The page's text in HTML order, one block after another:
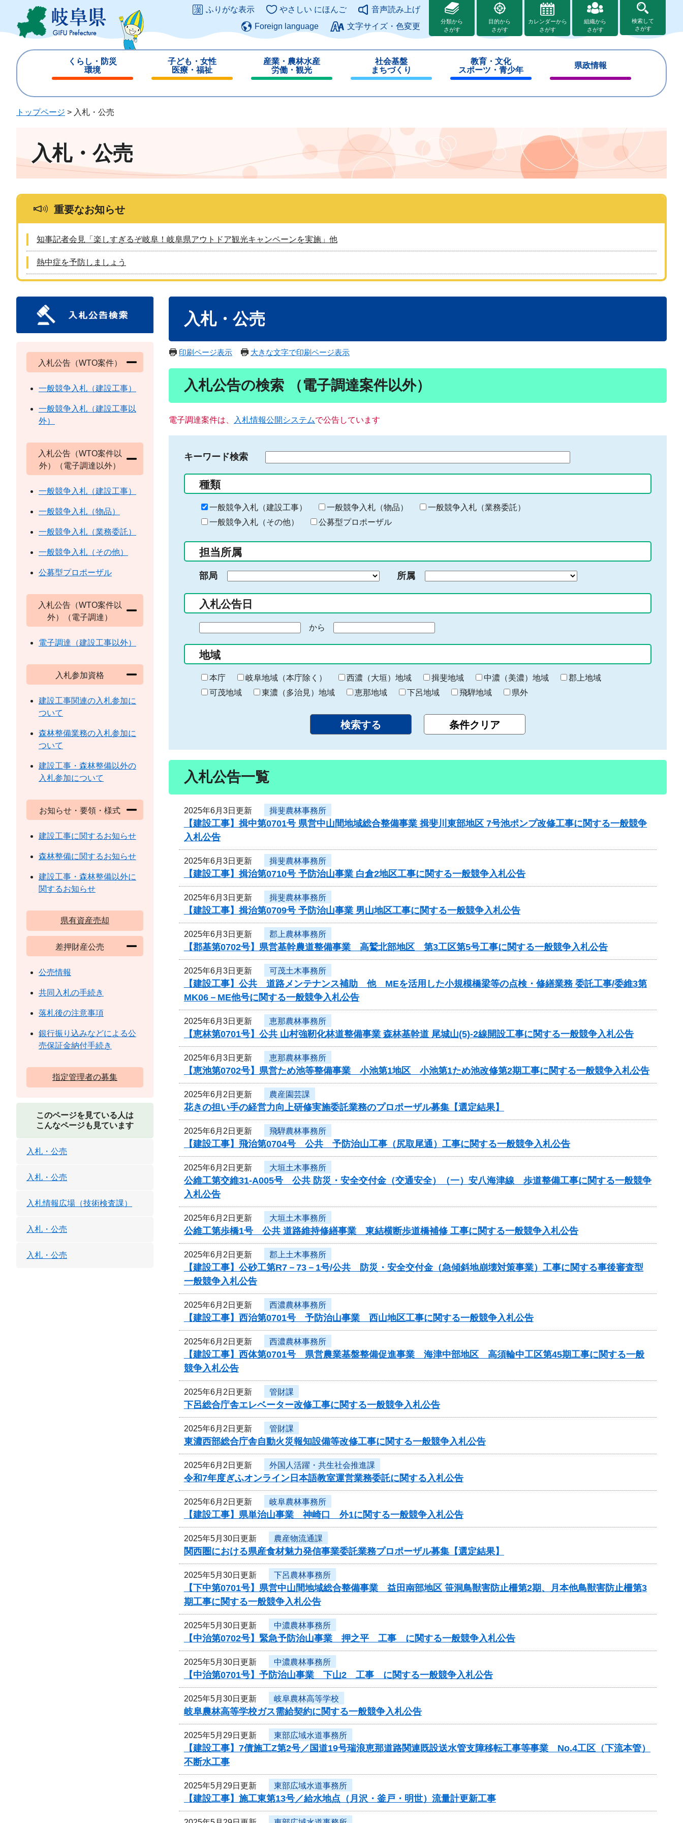
ジ
ュ
このページの本文へ
ふりがな表示 やさしい にほんご
音声読み上げ
Foreign language
文字サイズ・色変更
分類から
さがす
目的から
さがす
カレンダーから
さがす
組織から
さがす
検索して
さがす
くらし・防災
環境
じ
子ども・女性
医療・福祉
じ
産業・農林水産
労働・観光
じ
社会基盤
まちづくり
じ
教育・文化
スポーツ・青少年
じ
県政情報
じ
トップページ > 入札・公売
入札・公売
重要なお知らせ
知事記者会見「楽しすぎるぞ岐阜！岐阜県アウトドア観光キャンペーンを実施」他
熱中症を予防しましょう
入札・公売
印刷ページ表示 大きな文字で印刷ページ表示
入札公告の検索 （電子調達案件以外）
電子調達案件は、 入札情報公開システムで公告しています
キーワード検索
る
キ
ー
ー
入
力
種類
一般競争入札（建設工事） 一般競争入札（物品）
一般競争入札（業務委託）
一般競争入札（その他）
公募型プロポーザル
担当所属
部局 所属
入札公告日
の
始
ま
り
から
終
わ
り
地域
本庁 岐阜地域（本庁除く） 西濃（大垣）地域 揖斐地域 中濃（美濃）地域
郡上地域
可茂地域
東濃（多治見）地域 恵那地域 下呂地域 飛騨地域 県外
入札公告一覧
2025年6月3日更新 揖斐農林事務所
【建設工事】揖中第0701号 県営中山間地域総合整備事業 揖斐川東部地区 7号池ポンプ改修工事に関する一般競争
入札公告
2025年6月3日更新 揖斐農林事務所
【建設工事】揖治第0710号 予防治山事業 白倉2地区工事に関する一般競争入札公告
2025年6月3日更新 揖斐農林事務所
【建設工事】揖治第0709号 予防治山事業 男山地区工事に関する一般競争入札公告
2025年6月3日更新 郡上農林事務所
【郡基第0702号】県営基幹農道整備事業 高鷲北部地区 第3工区第5号工事に関する一般競争入札公告
2025年6月3日更新 可茂土木事務所
【建設工事】公共 道路メンテナンス補助 他 MEを活用した小規模橋梁等の点検・修繕業務 委託工事/委維3第
MK06－ME他号に関する一般競争入札公告
2025年6月3日更新 恵那農林事務所
【恵林第0701号】公共 山村強靭化林道整備事業 森林基幹道 尾城山(5)-2線開設工事に関する一般競争入札公告
2025年6月3日更新 恵那農林事務所
【恵池第0702号】県営ため池等整備事業 小池第1地区 小池第1ため池改修第2期工事に関する一般競争入札公告
2025年6月2日更新 農産園芸課
花きの担い手の経営力向上研修実施委託業務のプロポーザル募集【選定結果】
2025年6月2日更新 飛騨農林事務所
【建設工事】飛治第0704号 公共 予防治山工事（尻取尾通）工事に関する一般競争入札公告
2025年6月2日更新 大垣土木事務所
公維工第交維31-A005号 公共 防災・安全交付金（交通安全）（一）安八海津線 歩道整備工事に関する一般競争
入札公告
2025年6月2日更新 大垣土木事務所
公維工第歩橋1号 公共 道路維持修繕事業 東結横断歩道橋補修 工事に関する一般競争入札公告
2025年6月2日更新 郡上土木事務所
【建設工事】公砂工第R7－73－1号/公共 防災・安全交付金（急傾斜地崩壊対策事業）工事に関する事後審査型
一般競争入札公告
2025年6月2日更新 西濃農林事務所
【建設工事】西治第0701号 予防治山事業 西山地区工事に関する一般競争入札公告
2025年6月2日更新 西濃農林事務所
【建設工事】西体第0701号 県営農業基盤整備促進事業 海津中部地区 高須輪中工区第45期工事に関する一般
競争入札公告
2025年6月2日更新 管財課
下呂総合庁舎エレベーター改修工事に関する一般競争入札公告
2025年6月2日更新 管財課
東濃西部総合庁舎自動火災報知設備等改修工事に関する一般競争入札公告
2025年6月2日更新 外国人活躍・共生社会推進課
令和7年度ぎふオンライン日本語教室運営業務委託に関する入札公告
2025年6月2日更新 岐阜農林事務所
【建設工事】県単治山事業 神崎口 外1に関する一般競争入札公告
2025年5月30日更新 農産物流通課
関西圏における県産食材魅力発信事業委託業務プロポーザル募集【選定結果】
2025年5月30日更新 下呂農林事務所
【下中第0701号】県営中山間地域総合整備事業 益田南部地区 笹洞鳥獣害防止柵第2期、月本他鳥獣害防止柵第3
期工事に関する一般競争入札公告
2025年5月30日更新 中濃農林事務所
【中治第0702号】緊急予防治山事業 押之平 工事 に関する一般競争入札公告
2025年5月30日更新 中濃農林事務所
【中治第0701号】予防治山事業 下山2 工事 に関する一般競争入札公告
2025年5月30日更新 岐阜農林高等学校
岐阜農林高等学校ガス需給契約に関する一般競争入札公告
2025年5月29日更新 東部広域水道事務所
【建設工事】7債施工Z第2号／国道19号瑞浪恵那道路関連既設送水管支障移転工事等事業 No.4工区（下流本管）
不断水工事
2025年5月29日更新 東部広域水道事務所
【建設工事】施工東第13号／給水地点（月沢・釜戸・明世）流量計更新工事
入札公告（WTO案件）
一般競争入札（建設工事）
一般競争入札（建設工事以
外）
入札公告（WTO案件以
外）（電子調達以外）
一般競争入札（建設工事）
一般競争入札（物品）
一般競争入札（業務委託）
一般競争入札（その他）
公募型プロポーザル
入札公告（WTO案件以
外）（電子調達）
電子調達（建設工事以外）
入札参加資格
建設工事関連の入札参加に
ついて
森林整備業務の入札参加に
ついて
建設工事・森林整備以外の
入札参加について
お知らせ・要領・様式
建設工事に関するお知らせ
森林整備に関するお知らせ
建設工事・森林整備以外に
関するお知らせ
県有資産売却
差押財産公売
公売情報
共同入札の手続き
落札後の注意事項
銀行振り込みなどによる公
売保証金納付手続き
指定管理者の募集
このページを見ている人は
こんなページも見ています
入札・公売
入札・公売
入札情報広場（技術検査課）
入札・公売
入札・公売